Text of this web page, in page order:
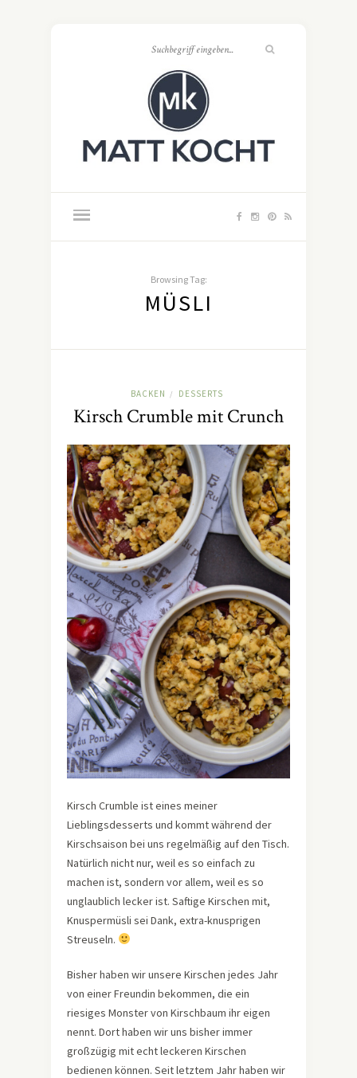
Browsing Tag:
MÜSLI
BACKEN / DESSERTS
Kirsch Crumble mit Crunch
Kirsch Crumble ist eines meiner
Lieblingsdesserts und kommt während der
Kirschsaison bei uns regelmäßig auf den Tisch.
Natürlich nicht nur, weil es so einfach zu
machen ist, sondern vor allem, weil es so
unglaublich lecker ist. Saftige Kirschen mit,
Knuspermüsli sei Dank, extra-knusprigen
Streuseln.
Bisher haben wir unsere Kirschen jedes Jahr
von einer Freundin bekommen, die ein
riesiges Monster von Kirschbaum ihr eigen
nennt. Dort haben wir uns bisher immer
großzügig mit echt leckeren Kirschen
bedienen können. Seit letztem Jahr haben wir